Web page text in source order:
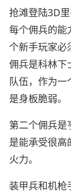
抢滩登陆3D
每个佣兵的能
个新手玩家必
佣兵是科林下
队伍，作为
是身板脆弱。
第二个佣兵是
是能承受很高
火力。
装甲兵和机枪